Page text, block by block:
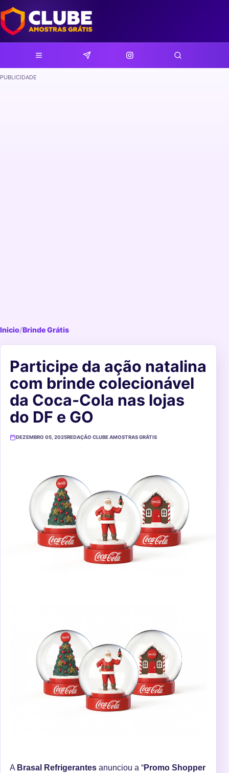
PUBLICIDADE
Inicio/Brinde Grátis
Participe da ação natalina
com brinde colecionável
da Coca-Cola nas lojas
do DF e GO
DEZEMBRO 05, 2025REDAÇÃO CLUBE AMOSTRAS GRÁTIS
A Brasal Refrigerantes anunciou a “Promo Shopper